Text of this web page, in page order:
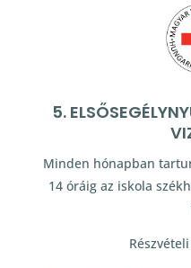
5.
Minden hónapban
14 óráig az iskola